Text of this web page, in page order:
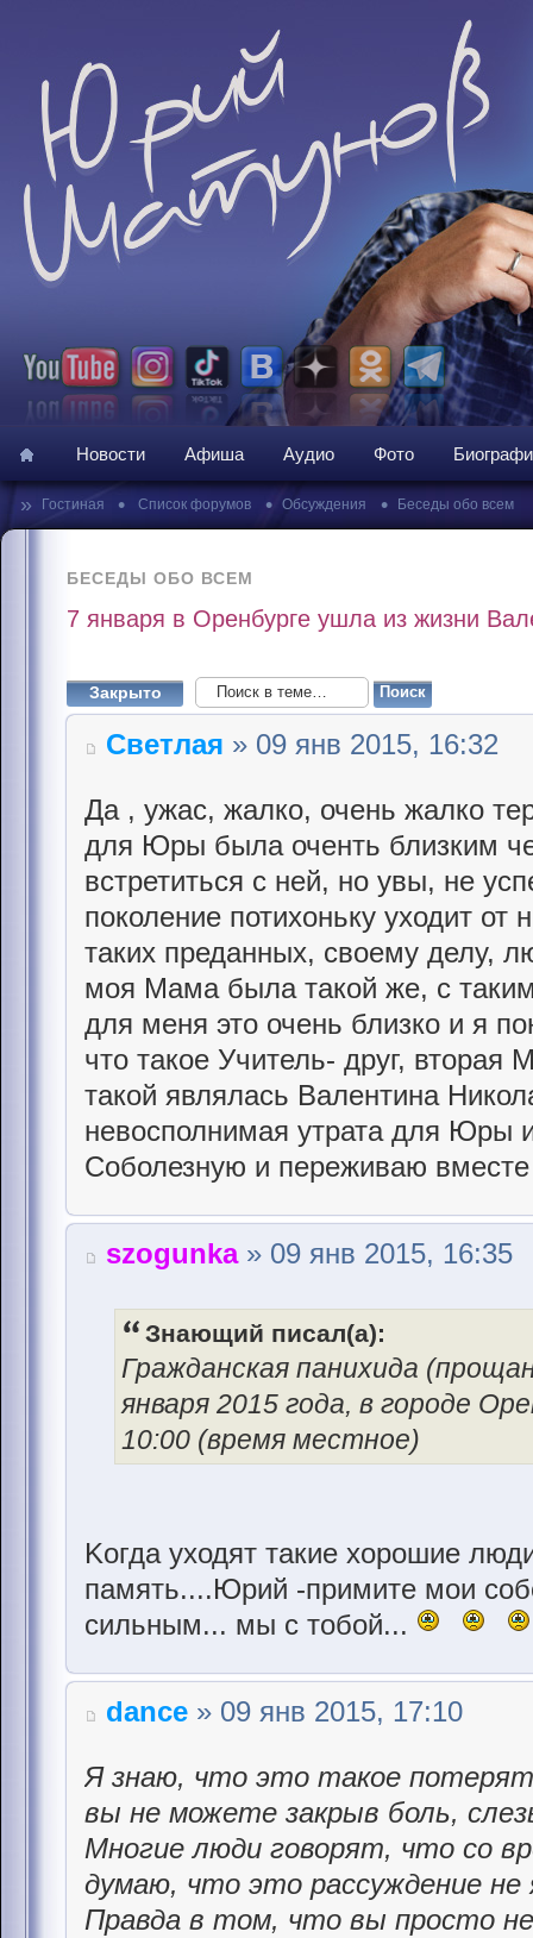
Новости Афиша Аудио Фото
» Гостиная • Список форумов • Обсуждения • Беседы обо всем
БЕСЕДЫ ОБО ВСЕМ
7 января в Оренбурге ушла из жизни
Закрыто
Светлая » 09 янв 2015, 16:32
Да , ужас, жалко, очень жалко
для Юры была оченть близким
встретиться с ней, но увы, не
поколение потихоньку уходит от
таких преданных, своему делу,
моя Мама была такой же, с
для меня это очень близко и я
что такое Учитель- друг, вторая
такой являлась Валентина
невосполнимая утрата для Юры
Соболезную и переживаю
szogunka» 09 янв 2015, 16:35
Знающий писал(а):
Гражданская панихида
января 2015 года, в городе
10:00 (время местное)
Kогда уходят такие хорошие
память....Юрий -примите мои
сильным... мы с тобой...
dance » 09 янв 2015, 17:10
Я знаю, что это такое
вы не можете закрыв боль,
Многие люди говорят, что со
думаю, что это рассуждение не
Правда в том, что вы просто